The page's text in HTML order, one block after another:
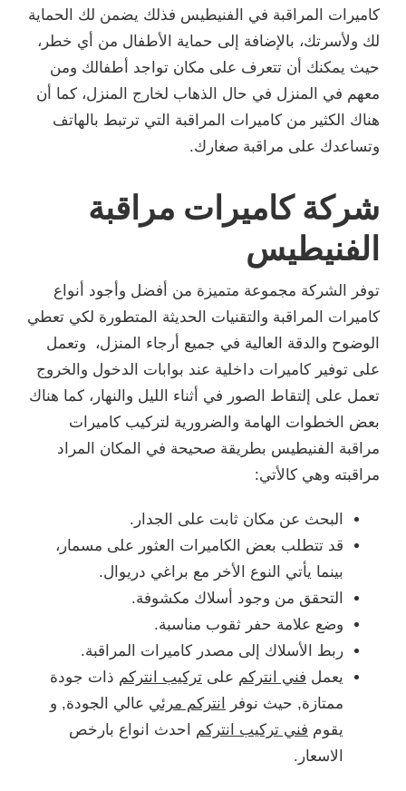
كاميرات المراقبة في الفنيطيس فذلك يضمن لك الحماية
لك ولأسرتك، بالإضافة إلى حماية الأطفال من أي خطر،
حيث يمكنك أن تتعرف على مكان تواجد أطفالك ومن
معهم في المنزل في حال الذهاب لخارج المنزل، كما أن
هناك الكثير من كاميرات المراقبة التي ترتبط بالهاتف
وتساعدك على مراقبة صغارك.
شركة كاميرات مراقبة
الفنيطيس
توفر الشركة مجموعة متميزة من أفضل وأجود أنواع
كاميرات المراقبة والتقنيات الحديثة المتطورة لكي تعطي
الوضوح والدقة العالية في جميع أرجاء المنزل، وتعمل
على توفير كاميرات داخلية عند بوابات الدخول والخروج
تعمل على إلتقاط الصور في أثناء الليل والنهار، كما هناك
بعض الخطوات الهامة والضرورية لتركيب كاميرات
مراقبة الفنيطيس بطريقة صحيحة في المكان المراد
مراقبته وهي كالأتي:
البحث عن مكان ثابت على الجدار.
قد تتطلب بعض الكاميرات العثور على مسمار،
بينما يأتي النوع الأخر مع براغي دريوال.
التحقق من وجود أسلاك مكشوفة.
وضع علامة حفر ثقوب مناسبة.
ربط الأسلاك إلى مصدر كاميرات المراقبة.
يعمل فني انتركم على تركيب انتركم ذات جودة
ممتازة, حيث نوفر
انتركم مرئي عالي الجودة, و
يقوم فني تركيب انتركم
احدث انواع بارخص
الاسعار.